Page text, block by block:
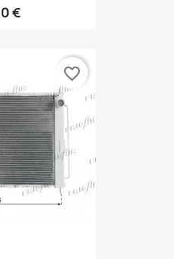
€
favorite_border